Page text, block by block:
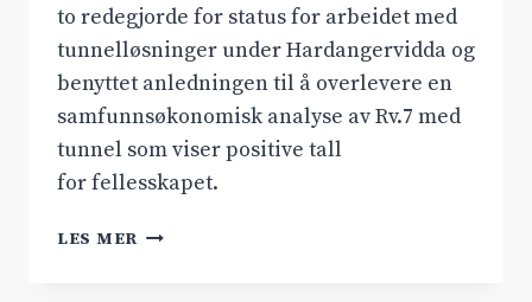
to redegjorde for status for arbeidet med
tunnelløsninger under Hardangervidda og
benyttet anledningen til å overlevere en
samfunnsøkonomisk analyse av Rv.7 med
tunnel som viser positive tall
for fellesskapet.
LES MER MØTTE